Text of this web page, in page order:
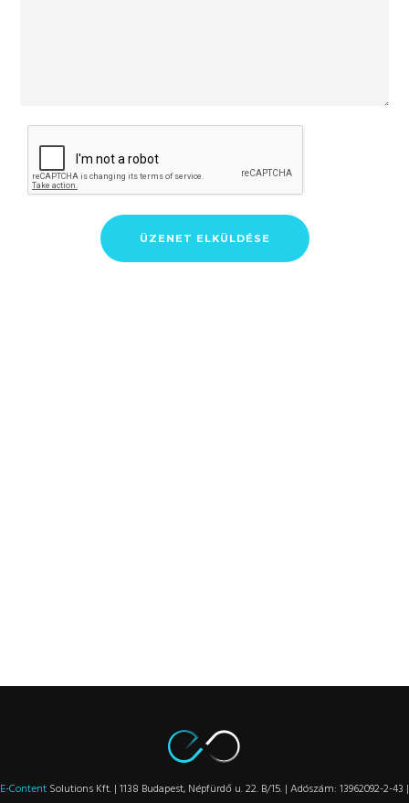
E-Content Solutions Kft. | 1138 Budapest, Népfürdő u. 22. B/15. | Adószám: 13962092-2-43 |